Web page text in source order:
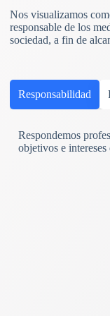
Nos visualizamos
responsable de los
sociedad, a fin de
Responsabilidad
Respondemos
objetivos e